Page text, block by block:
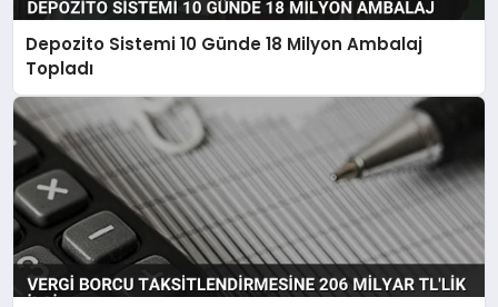
Depozito Sistemi 10 Günde 18 Milyon Ambalaj
Topladı